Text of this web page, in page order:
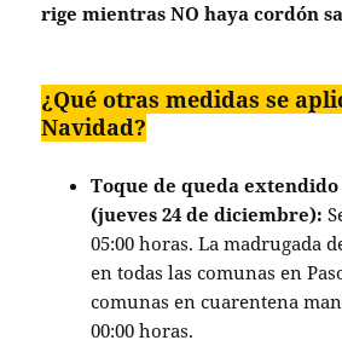
rige mientras NO haya cordón
¿Qué otras medidas se
Navidad?
Toque de queda
(jueves 24 de diciembre):
05:00 horas. La madrugada
en todas las comunas en
comunas en cuarentena
00:00 horas.